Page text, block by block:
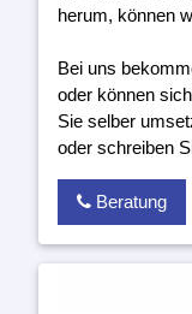
herum, können
Bei uns
oder können
Sie selber
oder schreiben
Beratung